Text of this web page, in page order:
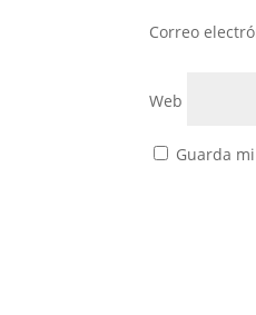
Correo
Web
Guarda